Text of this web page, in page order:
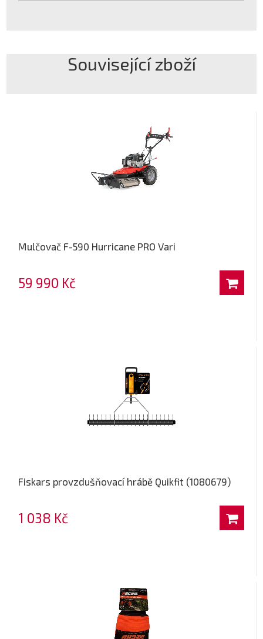
Související zboží
Mulčovač F-590 Hurricane PRO Vari
59 990 Kč
Fiskars provzdušňovací hrábě Quikfit (1080679)
1 038 Kč